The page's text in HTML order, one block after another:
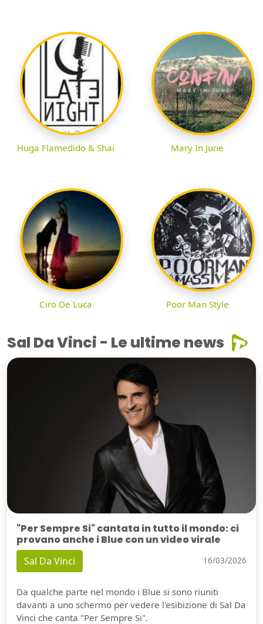
Huga Flamedido & Shai Mary In June
Ciro De Luca Poor Man Style
Sal Da Vinci - Le ultime news
"Per Sempre Si" cantata in tutto il mondo: ci
provano anche i Blue con un video virale
Sal Da Vinci 16/03/2026
Da qualche parte nel mondo i Blue si sono riuniti
davanti a uno schermo per vedere l'esibizione di Sal Da
Vinci che canta "Per Sempre Si".